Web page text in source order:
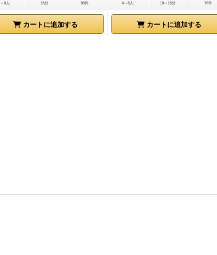
8人 15分 80件
カートに追加する
4～8人 10～15分 76件
カートに追加する